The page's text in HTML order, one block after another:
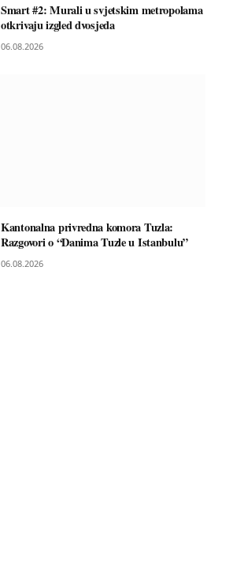
Smart #2: Murali u svjetskim metropolama
otkrivaju izgled dvosjeda
06.08.2026
Kantonalna privredna komora Tuzla:
Razgovori o “Danima Tuzle u Istanbulu”
06.08.2026